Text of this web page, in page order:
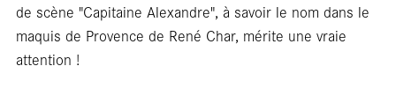
de scène "Capitaine Alexandre", à savoir le nom dans le
maquis de Provence de René Char, mérite une vraie
attention !